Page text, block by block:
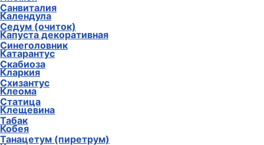
Санвиталия
Седум (очиток)
Синеголовник
Скабиоза
Схизантус
Статица
Табак
Танацетум (пиретрум)
Календула
Капуста декоративная
Катарантус
Кларкия
Клеома
Клещевина
Кобея